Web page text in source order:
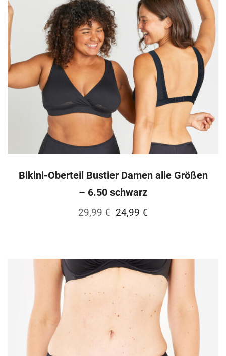
Bikini-Oberteil Bustier Damen alle Größen
– 6.50 schwarz
29,99€ Ursprünglicher
29,99 €
24,99 €
24,99 €.